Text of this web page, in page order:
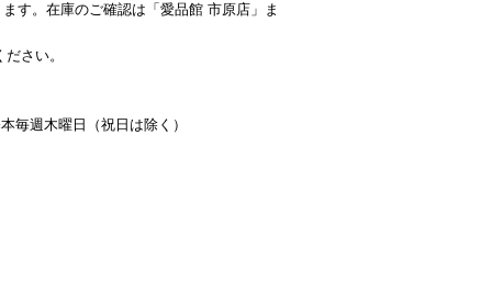
す。在庫のご確認は「愛品館 市原店」ま
さい。
週木曜日（祝日は除く）